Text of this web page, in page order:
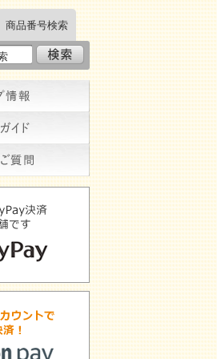
商品番号検索